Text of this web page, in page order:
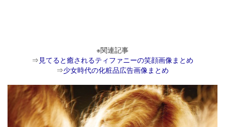
※関連記事
⇒ 見てると癒されるティファニーの笑顔画像まとめ
⇒少女時代の化粧品広告画像まとめ